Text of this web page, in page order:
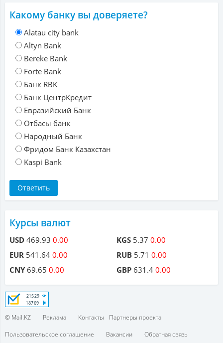
Какому банку вы доверяете?
Alatau city bank
Altyn Bank
Bereke Bank
Forte Bank
Банк RBK
Банк ЦентрКредит
Евразийский Банк
Отбасы банк
Народный Банк
Фридом Банк Казахстан
Kaspi Bank
Курсы валют
USD 469.93 0.00
EUR 541.64 0.00
CNY69.65 0.00
KGS 5.37 0.00
RUB 5.71 0.00
GBP 631.4 0.00
© Mail.KZ Реклама Контакты
Партнеры проекта
Пользовательское соглашение
Вакансии Обратная связь